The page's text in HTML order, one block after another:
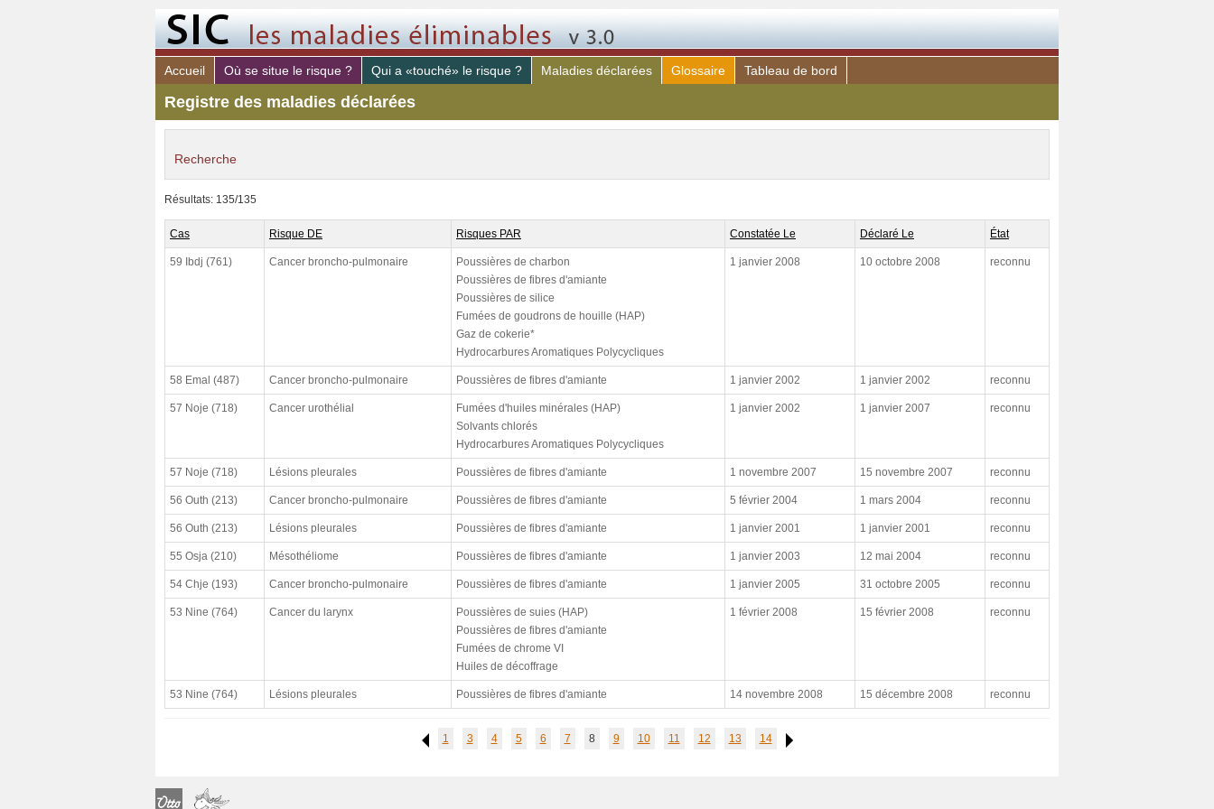
Accueil Où se situe le risque ? Qui a «touché» le risque ? Maladies déclarées Glossaire Tableau de bord
Registre des maladies déclarées
Recherche
maladie déclaré
risque PAR
poste de travail
cloturé (de)
cloturé (à)
Résultats: 135/135
Cas Risque DE Risques PAR Constatée Le Déclaré Le État
59 Ibdj (761) Cancer broncho-pulmonaire
Poussières de charbon
Poussières de fibres d'amiante
Poussières de silice
Fumées de goudrons de houille (HAP)
Gaz de cokerie*
Hydrocarbures Aromatiques Polycycliques
1 janvier 2008 10 octobre 2008 reconnu
58 Emal (487) Cancer broncho-pulmonaire Poussières de fibres d'amiante 1 janvier 2002 1 janvier 2002 reconnu
57 Noje (718) Cancer urothélial
Fumées d'huiles minérales (HAP)
Solvants chlorés
Hydrocarbures Aromatiques Polycycliques
1 janvier 2002 1 janvier 2007 reconnu
57 Noje (718) Lésions pleurales Poussières de fibres d'amiante 1 novembre 2007 15 novembre 2007 reconnu
56 Outh (213) Cancer broncho-pulmonaire Poussières de fibres d'amiante 5 février 2004 1 mars 2004 reconnu
56 Outh (213) Lésions pleurales Poussières de fibres d'amiante 1 janvier 2001 1 janvier 2001 reconnu
55 Osja (210) Mésothéliome Poussières de fibres d'amiante 1 janvier 2003 12 mai 2004 reconnu
54 Chje (193) Cancer broncho-pulmonaire Poussières de fibres d'amiante 1 janvier 2005 31 octobre 2005 reconnu
53 Nine (764) Cancer du larynx
Poussières de suies (HAP)
Poussières de fibres d'amiante
Fumées de chrome VI
Huiles de décoffrage
1 février 2008 15 février 2008 reconnu
53 Nine (764) Lésions pleurales Poussières de fibres d'amiante 14 novembre 2008 15 décembre 2008 reconnu
Previous
1 3 4 5 6 7 8 9 10 11 12 13
14